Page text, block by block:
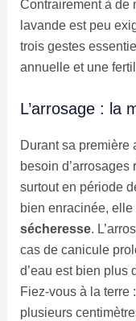
Contrairement à de
lavande est peu
trois gestes
annuelle et une
L’arrosage : la
Durant sa première
besoin d’arrosages
surtout en période
bien enracinée,
sécheresse.
cas de canicule
d’eau est bien plus
Fiez-vous à la terre
plusieurs